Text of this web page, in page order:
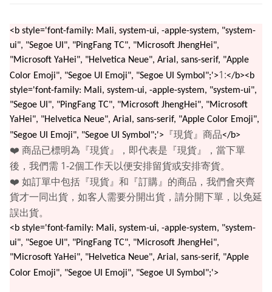
<b style='font-family: Mali, system-ui, -apple-system, "system-
ui", "Segoe UI", "PingFang TC", "Microsoft JhengHei",
"Microsoft YaHei", "Helvetica Neue", Arial, sans-serif, "Apple
Color Emoji", "Segoe UI Emoji", "Segoe UI Symbol";'>1:</b><b
style='font-family: Mali, system-ui, -apple-system, "system-ui",
"Segoe UI", "PingFang TC", "Microsoft JhengHei", "Microsoft
YaHei", "Helvetica Neue", Arial, sans-serif, "Apple Color Emoji",
"Segoe UI Emoji", "Segoe UI Symbol";'> 『現貨』商品</b>
❤️ 商品已標明為『現貨』，即代表是『現貨』，當下單
後，我們需 1-2個工作天以便安排留貨或安排寄貨。
❤️ 如訂單中包括『現貨』和『訂購』的商品，我們會夾齊
貨才一同出貨，如客人需要分開出貨，請分開下單，以免延
誤出貨。
<b style='font-family: Mali, system-ui, -apple-system, "system-
ui", "Segoe UI", "PingFang TC", "Microsoft JhengHei",
"Microsoft YaHei", "Helvetica Neue", Arial, sans-serif, "Apple
Color Emoji", "Segoe UI Emoji", "Segoe UI Symbol";'>